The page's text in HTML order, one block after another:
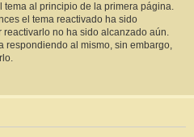
tema al principio de la primera página.
el tema reactivado ha sido
no ha sido alcanzado aún.
respondiendo al mismo, sin embargo,